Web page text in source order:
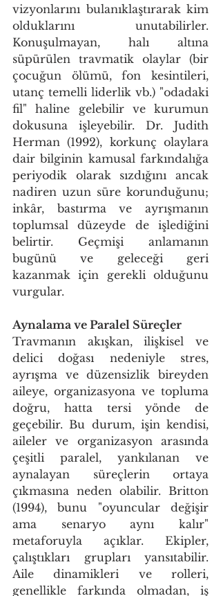
vizyonlarını bulanıklaştırarak kim
olduklarını unutabilirler.
Konuşulmayan, halı altına
süpürülen travmatik olaylar (bir
çocuğun ölümü, fon kesintileri,
utanç temelli liderlik vb.) "odadaki
fil" haline gelebilir ve kurumun
dokusuna işleyebilir. Dr. Judith
Herman (1992), korkunç olaylara
dair bilginin kamusal farkındalığa
periyodik olarak sızdığını ancak
nadiren uzun süre korunduğunu;
inkâr, bastırma ve ayrışmanın
toplumsal düzeyde de işlediğini
belirtir. Geçmişi anlamanın
bugünü ve geleceği geri
kazanmak için gerekli olduğunu
vurgular.
Aynalama ve Paralel Süreçler
Travmanın akışkan, ilişkisel ve
delici doğası nedeniyle stres,
ayrışma ve düzensizlik bireyden
aileye, organizasyona ve topluma
doğru, hatta tersi yönde de
geçebilir. Bu durum, işin kendisi,
aileler ve organizasyon arasında
çeşitli paralel, yankılanan ve
aynalayan süreçlerin ortaya
çıkmasına neden olabilir. Britton
(1994), bunu "oyuncular değişir
ama senaryo aynı kalır"
metaforuyla açıklar. Ekipler,
çalıştıkları grupları yansıtabilir.
Aile dinamikleri ve rolleri,
genellikle farkında olmadan, iş